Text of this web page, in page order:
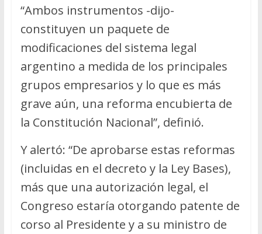
“Ambos instrumentos -dijo-
constituyen un paquete de
modificaciones del sistema legal
argentino a medida de los principales
grupos empresarios y lo que es más
grave aún, una reforma encubierta de
la Constitución Nacional”, definió.
Y alertó: “De aprobarse estas reformas
(incluidas en el decreto y la Ley Bases),
más que una autorización legal, el
Congreso estaría otorgando patente de
corso al Presidente y a su ministro de